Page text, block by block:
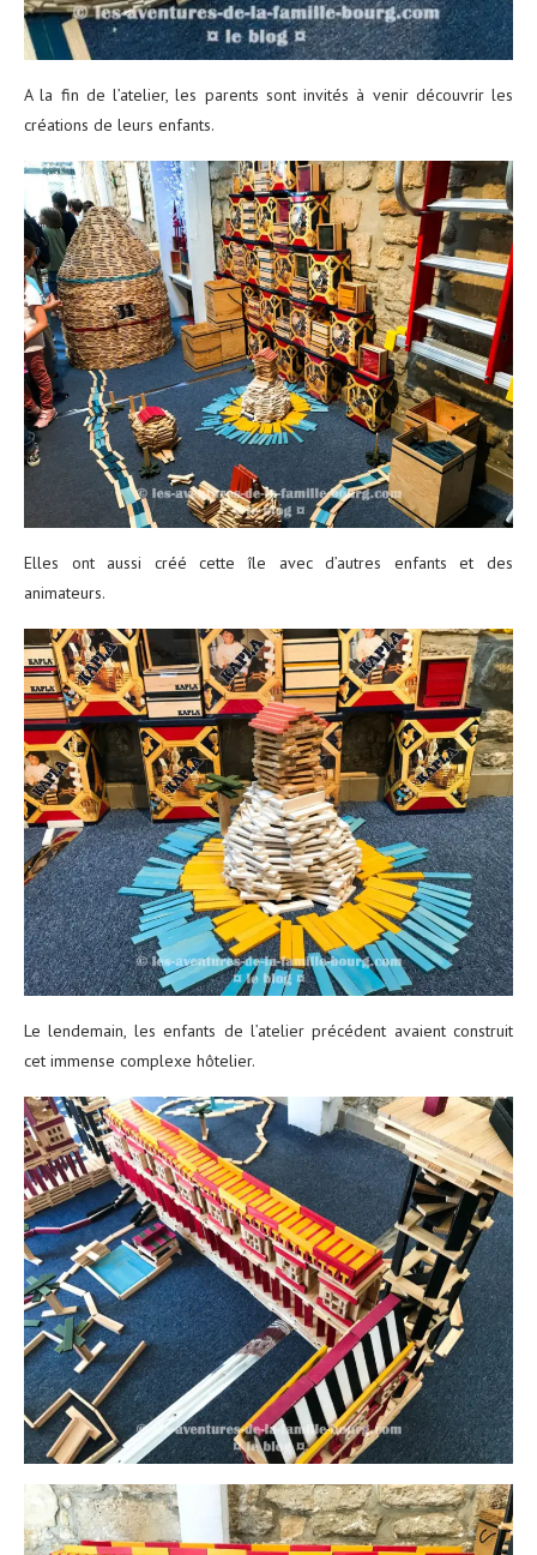
A la fin de l’atelier, les parents sont invités à venir découvrir les
créations de leurs enfants.
Elles ont aussi créé cette île avec d’autres enfants et des
animateurs.
Le lendemain, les enfants de l’atelier précédent avaient construit
cet immense complexe hôtelier.